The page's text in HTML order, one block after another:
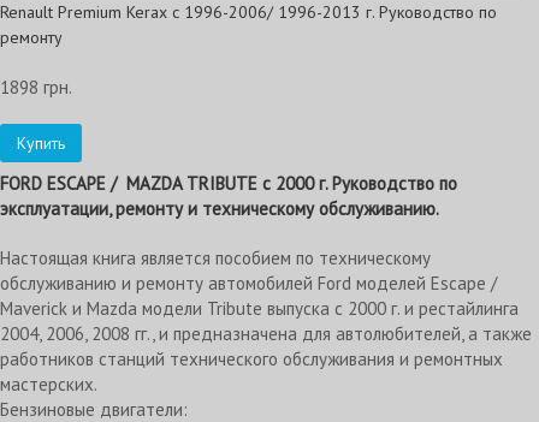
Renault Premium Kerax с 1996-2006/ 1996-2013 г. Руководство по
ремонту
1898 грн.
Купить
FORD ESCAPE / MAZDA TRIBUTE с 2000 г. Руководство по
эксплуатации, ремонту и техническому обслуживанию.
Настоящая книга является пособием по техническому
обслуживанию и ремонту автомобилей Ford моделей Escape /
Maverick и Mazda модели Tribute выпуска с 2000 г. и рестайлинга
2004, 2006, 2008 гг., и предназначена для автолюбителей, а также
работников станций технического обслуживания и ремонтных
мастерских.
Бензиновые двигатели: